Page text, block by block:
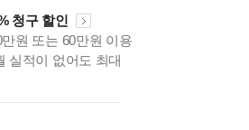
청구 할인
원 또는 60만원 이용
실적이 없어도 최대